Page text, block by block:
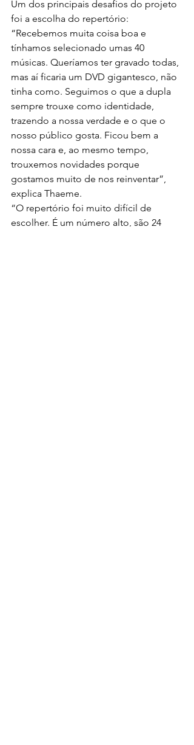
Um dos principais desafios do projeto
foi a escolha do repertório:
“Recebemos muita coisa boa e
tínhamos selecionado umas 40
músicas. Queríamos ter gravado todas,
mas aí ficaria um DVD gigantesco, não
tinha como. Seguimos o que a dupla
sempre trouxe como identidade,
trazendo a nossa verdade e o que o
nosso público gosta. Ficou bem a
nossa cara e, ao mesmo tempo,
trouxemos novidades porque
gostamos muito de nos reinventar”,
explica Thaeme.
“O repertório foi muito difícil de
escolher. É um número alto, são 24